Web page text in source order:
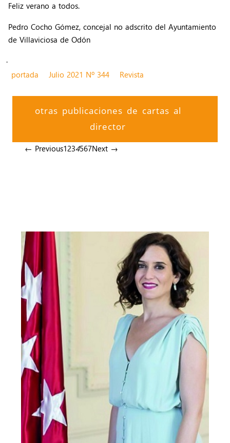
Feliz verano a todos.
Pedro Cocho Gómez, concejal no adscrito del Ayuntamiento
de Villaviciosa de Odón
.
portada
Julio 2021 Nº 344 Revista
otras publicaciones de cartas al
director
← Previous1234567Next →